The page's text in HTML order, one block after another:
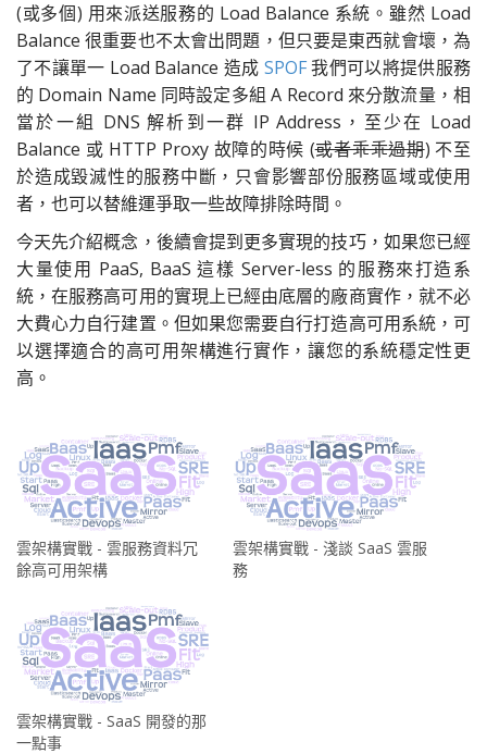
(或多個) 用來派送服務的 Load Balance 系統。雖然 Load
Balance 很重要也不太會出問題，但只要是東西就會壞，為
了不讓單一 Load Balance 造成 SPOF我們可以將提供服務
的 Domain Name 同時設定多組 A Record 來分散流量，相
當於一組 DNS 解析到一群 IP Address，至少在 Load
Balance 或 HTTP Proxy 故障的時候 (或者乖乖過期) 不至
於造成毀滅性的服務中斷，只會影響部份服務區域或使用
者，也可以替維運爭取一些故障排除時間。
今天先介紹概念，後續會提到更多實現的技巧，如果您已經
大量使用 PaaS, BaaS 這樣 Server-less 的服務來打造系
統，在服務高可用的實現上已經由底層的廠商實作，就不必
大費心力自行建置。但如果您需要自行打造高可用系統，可
以選擇適合的高可用架構進行實作，讓您的系統穩定性更
高。
雲架構實戰 - 雲服務資料冗
餘高可用架構
雲架構實戰 - 淺談 SaaS 雲服
務
雲架構實戰 - SaaS 開發的那
一點事